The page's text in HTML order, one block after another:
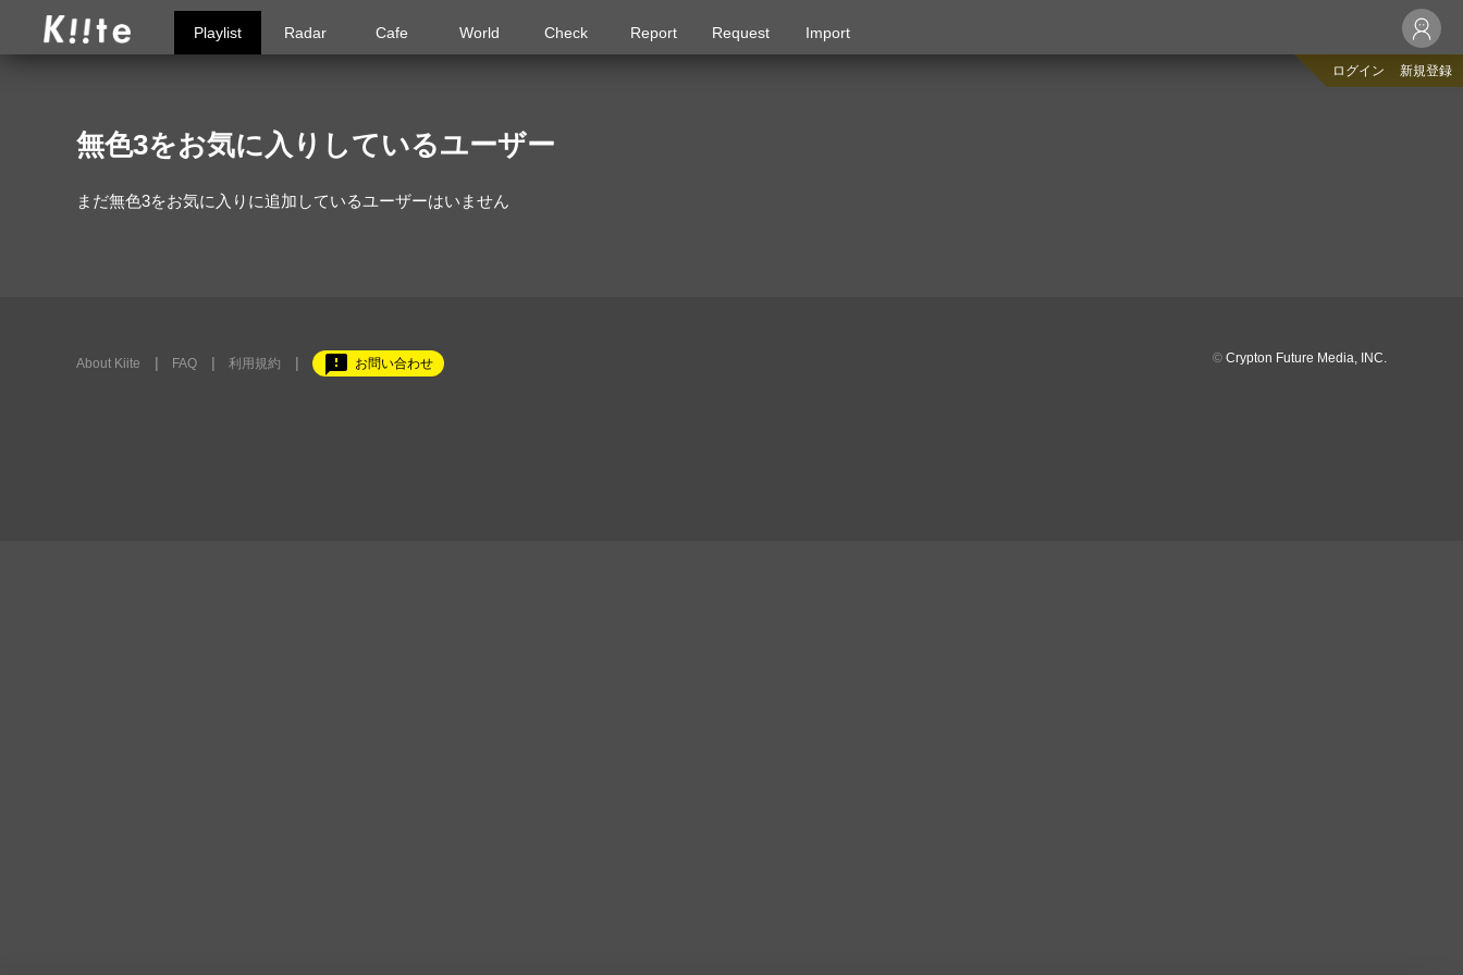
Playlist Radar Cafe World Check Report Request Import
ログイン 新規登録
無色3をお気に入りしているユーザー
まだ無色3をお気に入りに追加しているユーザーはいません
About Kiite FAQ 利用規約 feedback お問い合わせ © Crypton Future Media, INC.